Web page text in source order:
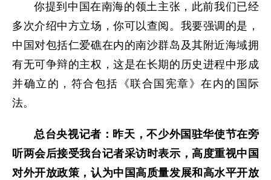
你提到中国在南海的领土主张，此前我们已经
多次介绍中方立场，你可以查阅。我要强调的是，
中国对包括仁爱礁在内的南沙群岛及其附近海域拥
有无可争辩的主权，这是在长期的历史进程中形成
并确立的，符合包括《联合国宪章》在内的国际
法。
总台央视记者：昨天，不少外国驻华使节在旁
听两会后接受我台记者采访时表示，高度重视中国
对外开放政策，认为中国高质量发展和高水平开放